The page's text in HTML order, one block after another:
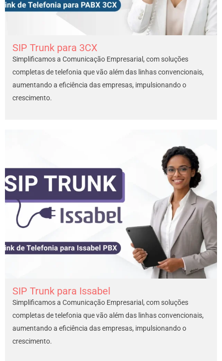
SIP Trunk para 3CX
Simplificamos a Comunicação Empresarial, com soluções
completas de telefonia que vão além das linhas convencionais,
aumentando a eficiência das empresas, impulsionando o
crescimento.
SIP Trunk para Issabel
Simplificamos a Comunicação Empresarial, com soluções
completas de telefonia que vão além das linhas convencionais,
aumentando a eficiência das empresas, impulsionando o
crescimento.